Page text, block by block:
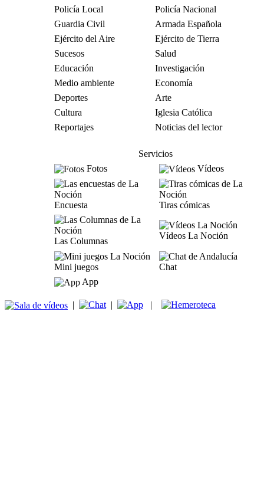
Policía Local
Policía Nacional
Guardia Civil
Armada Española
Ejército del Aire
Ejército de Tierra
Sucesos
Salud
Educación
Investigación
Medio ambiente
Economía
Deportes
Arte
Cultura
Iglesia Católica
Reportajes
Noticias del lector
Servicios
Fotos
Vídeos
Encuesta Tiras cómicas
Las Columnas
Vídeos La Noción
Mini juegos
Chat
App
| | |